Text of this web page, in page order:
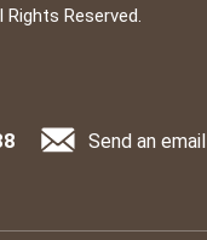
Rights Reserved.
Send an email